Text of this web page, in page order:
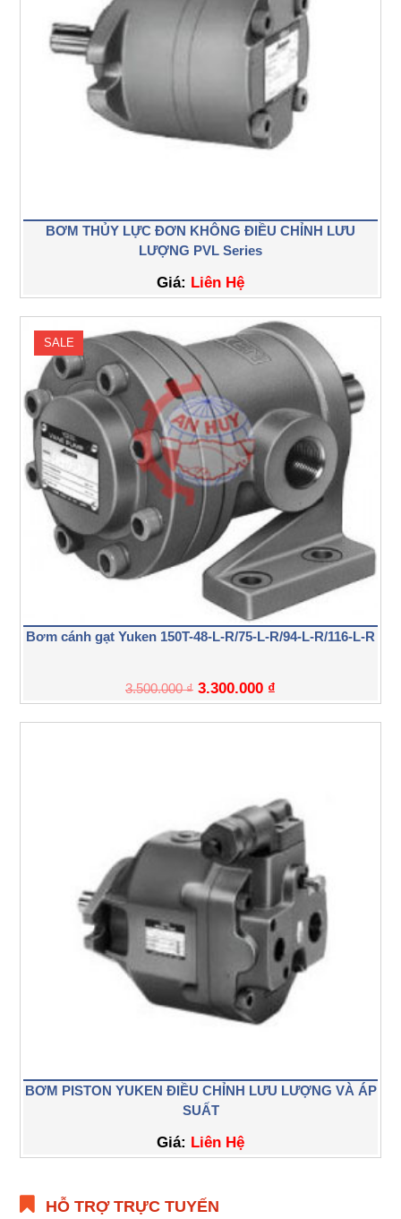
BƠM THỦY LỰC ĐƠN KHÔNG ĐIỀU CHỈNH LƯU
LƯỢNG PVL Series
Giá: Liên Hệ
SALE
Bơm cánh gạt Yuken 150T-48-L-R/75-L-R/94-L-R/116-L-R
3.500.000₫ 3.300.000 ₫
BƠM PISTON YUKEN ĐIỀU CHỈNH LƯU LƯỢNG VÀ ÁP
SUẤT
Giá: Liên Hệ
HỖ TRỢ TRỰC TUYẾN